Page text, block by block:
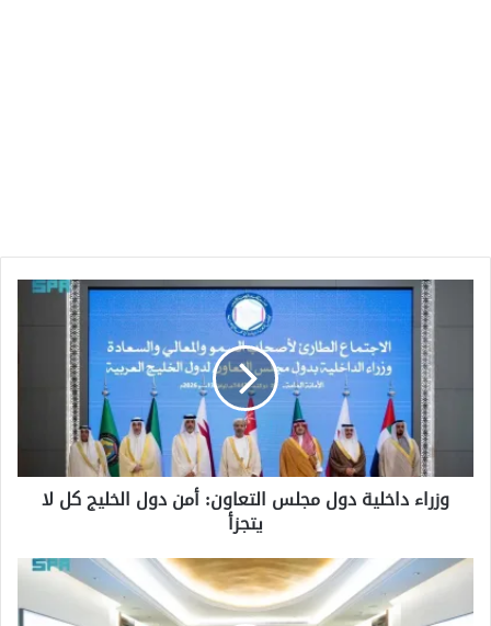
داخلية
مجلس
التعاون:
الخليج
كل
وزراء داخلية دول مجلس التعاون: أمن دول الخليج كل لا
يتجزأ
اجتماع
الحج